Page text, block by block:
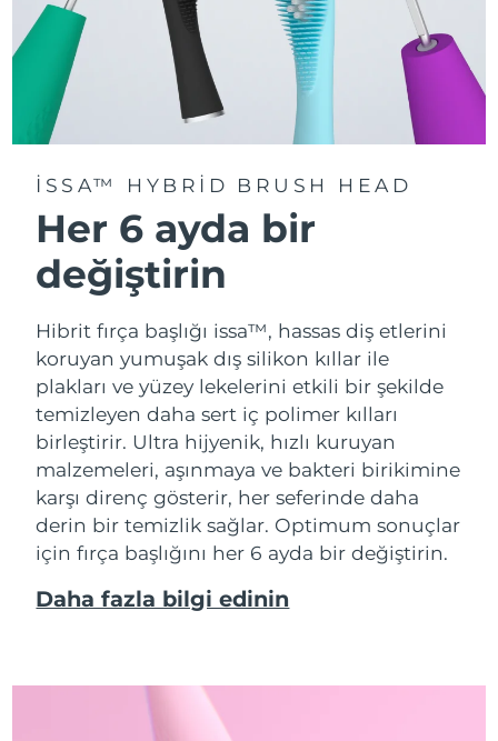
ISSA™ HYBRID BRUSH HEAD
Her 6 ayda bir
değiştirin
Hibrit fırça başlığı issa™, hassas diş etlerini
koruyan yumuşak dış silikon kıllar ile
plakları ve yüzey lekelerini etkili bir şekilde
temizleyen daha sert iç polimer kılları
birleştirir. Ultra hijyenik, hızlı kuruyan
malzemeleri, aşınmaya ve bakteri birikimine
karşı direnç gösterir, her seferinde daha
derin bir temizlik sağlar. Optimum sonuçlar
için fırça başlığını her 6 ayda bir değiştirin.
Daha fazla bilgi edinin